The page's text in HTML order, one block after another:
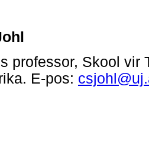
professor, Skool vir
E-pos: